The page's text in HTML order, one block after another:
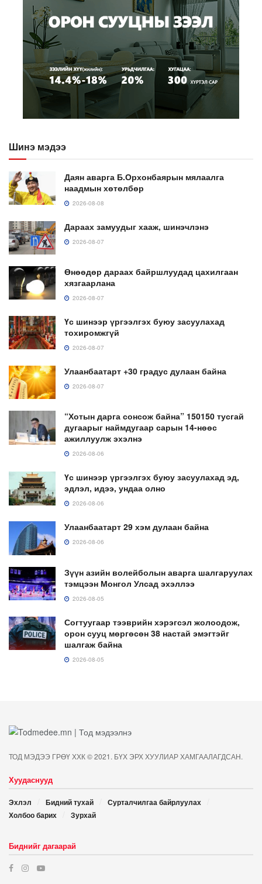
Шинэ мэдээ
Даян аварга Б.Орхонбаярын мялаалга
наадмын хөтөлбөр
2026-08-08
Дараах замуудыг хааж, шинэчлэнэ
2026-08-07
Өнөөдөр дараах байршлуудад цахилгаан
хязгаарлана
2026-08-07
Үс шинээр үргээлгэх буюу засуулахад
тохиромжгүй
2026-08-07
Улаанбаатарт +30 градус дулаан байна
2026-08-07
“Хотын дарга сонсож байна” 150150 тусгай
дугаарыг наймдугаар сарын 14-нөөс
ажиллуулж эхэлнэ
2026-08-06
Үс шинээр үргээлгэх буюу засуулахад эд,
эдлэл, идээ, ундаа олно
2026-08-06
Улаанбаатарт 29 хэм дулаан байна
2026-08-06
Зүүн азийн волейболын аварга шалгаруулах
тэмцээн Монгол Улсад эхэллээ
2026-08-05
Согтуугаар тээврийн хэрэгсэл жолоодож,
орон сууц мөргөсөн 38 настай эмэгтэйг
шалгаж байна
2026-08-05
ТОД МЭДЭЭ ГРӨҮ ХХК © 2021. БҮХ ЭРХ ХУУЛИАР ХАМГААЛАГДСАН.
Хуудаснууд
Эхлэл Бидний тухай
Сурталчилгаа байрлуулах
Холбоо барих
Зурхай
Биднийг дагаарай